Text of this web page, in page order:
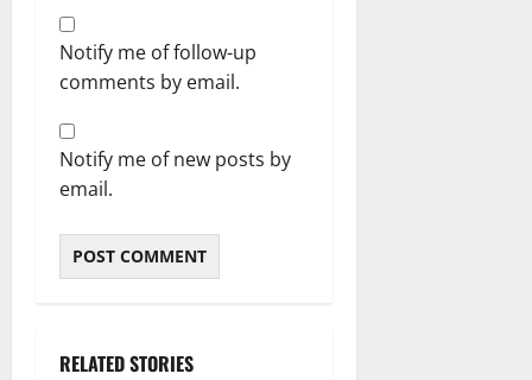
Notify me of follow-up
comments by email.
Notify me of new posts by
email.
RELATED STORIES